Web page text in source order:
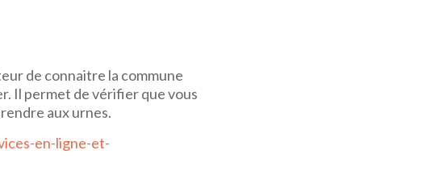
de connaitre la commune
Il permet de vérifier que vous
aux urnes.
en-ligne-et-